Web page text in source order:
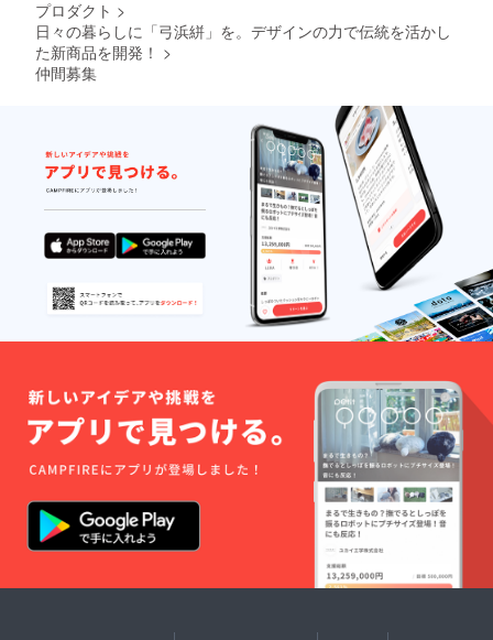
プロダクト >
日々の暮らしに「弓浜絣」を。デザインの力で伝統を活かし
た新商品を開発！ >
仲間募集